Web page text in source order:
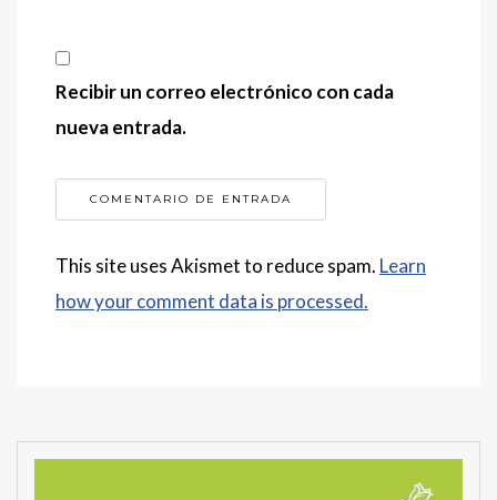
Recibir un correo electrónico con cada
nueva entrada.
This site uses Akismet to reduce spam. Learn
how your comment data is processed.